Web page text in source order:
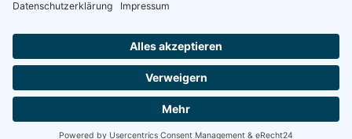
Regionalgruppen
Statuten
Partner